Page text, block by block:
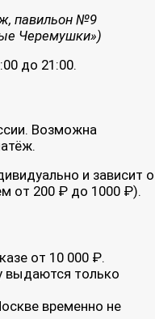
павильон №9
Черемушки»)
до 21:00.
Возможна
и зависит
от 200 ₽ до 1000 ₽).
от 10 000 ₽.
только
временно не